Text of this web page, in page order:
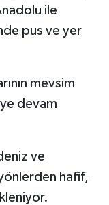
ile
pus ve yer
mevsim
devam
ve
hafif,